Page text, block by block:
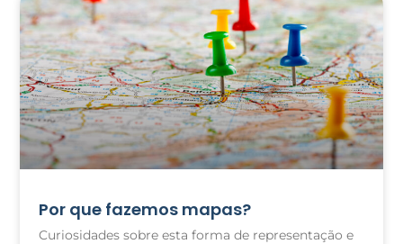
Por que fazemos mapas?
Curiosidades sobre esta forma de representação e